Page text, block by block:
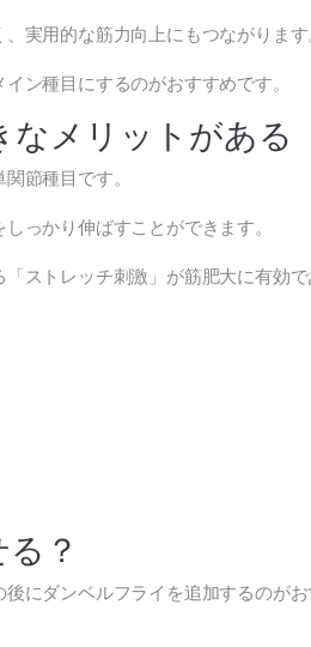
実用的な筋力向上にもつながります
ン種目にするのがおすすめです。
なメリットがある
節種目です。
っかり伸ばすことができます。
ストレッチ刺激」が筋肥大に有効で
？
にダンベルフライを追加するのがお